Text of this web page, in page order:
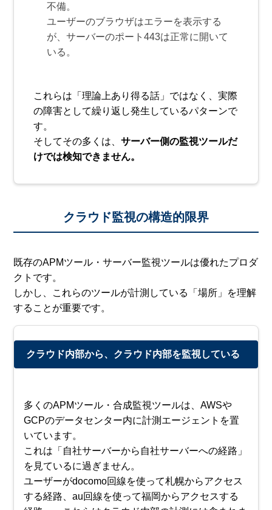
不備。
ユーザーのブラウザはエラーを表示する
が、サーバーのポート443は正常に開いて
いる。
これらは「理論上あり得る話」ではなく、実際
の障害として繰り返し発生しているパターンで
す。
そしてその多くは、サーバー側の監視ツールだ
けでは検知できません。
クラウド監視の構造的限界
既存のAPMツール・サーバー監視ツールは優れたプロダ
クトです。
しかし、これらのツールが計測している「場所」を理解
することが重要です。
クラウド内部から、クラウド内部を監視している
多くのAPMツール・合成監視ツールは、AWSや
GCPのデータセンター内に計測エージェントを置
いています。
これは「自社サーバーから自社サーバーへの経路」
を見ているに過ぎません。
ユーザーがdocomo回線を使って札幌からアクセス
する経路、au回線を使って福岡からアクセスする